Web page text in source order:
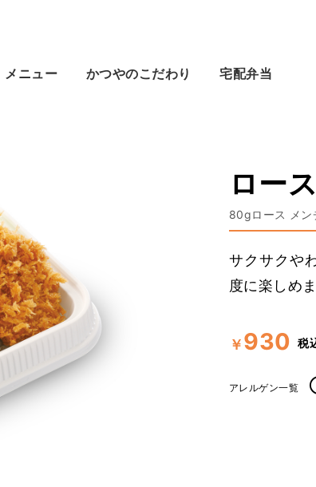
メニュー かつやのこだわり 宅配弁当
ロー
80gロース メン
サクサクや
度に楽しめま
￥930 税
アレルゲン一覧